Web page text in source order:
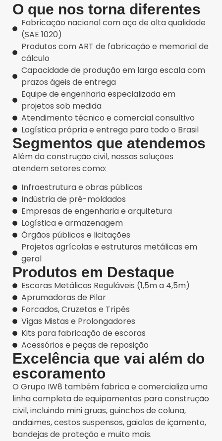
O que nos torna diferentes
Fabricação nacional com aço de alta qualidade
(SAE 1020)
Produtos com ART de fabricação e memorial de
cálculo
Capacidade de produção em larga escala com
prazos ágeis de entrega
Equipe de engenharia especializada em
projetos sob medida
Atendimento técnico e comercial consultivo
Logística própria e entrega para todo o Brasil
Segmentos que atendemos
Além da construção civil, nossas soluções
atendem setores como:
Infraestrutura e obras públicas
Indústria de pré-moldados
Empresas de engenharia e arquitetura
Logística e armazenagem
Órgãos públicos e licitações
Projetos agrícolas e estruturas metálicas em
geral
Produtos em Destaque
Escoras Metálicas Reguláveis (1,5m a 4,5m)
Aprumadoras de Pilar
Forcados, Cruzetas e Tripés
Vigas Mistas e Prolongadores
Kits para fabricação de escoras
Acessórios e peças de reposição
Excelência que vai além do
escoramento
O Grupo IW8 também fabrica e comercializa uma
linha completa de equipamentos para construção
civil, incluindo mini gruas, guinchos de coluna,
andaimes, cestos suspensos, gaiolas de içamento,
bandejas de proteção e muito mais.